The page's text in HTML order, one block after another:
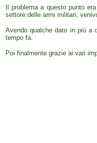
Il problema a questo punto
settore delle armi militari,
Avendo qualche dato in più a
tempo fa.
Poi finalmente grazie ai vari